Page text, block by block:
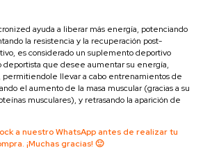
ayuda a liberar más energía, potenciando
la resistencia y la recuperación post-
es considerado un suplemento deportivo
deportista que desee aumentar su energía,
llevar a cabo entrenamientos de
el aumento de la masa muscular (gracias a su
musculares), y retrasando la aparición de
a nuestro WhatsApp antes de realizar tu
¡Muchas gracias! 🙂